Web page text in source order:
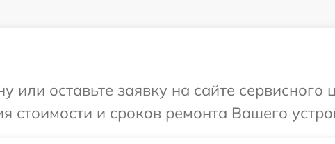
или оставьте заявку на сайте
стоимости и сроков ремонта Вашего